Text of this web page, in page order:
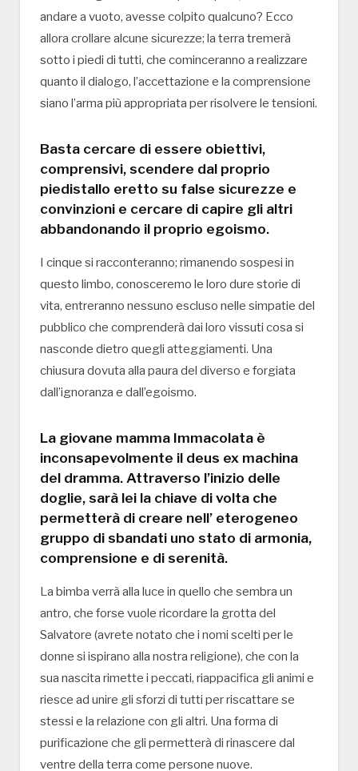
andare a vuoto, avesse colpito qualcuno? Ecco
allora crollare alcune sicurezze; la terra tremerà
sotto i piedi di tutti, che cominceranno a realizzare
quanto il dialogo, l’accettazione e la comprensione
siano l’arma più appropriata per risolvere le tensioni.
Basta cercare di essere obiettivi,
comprensivi, scendere dal proprio
piedistallo eretto su false sicurezze e
convinzioni e cercare di capire gli altri
abbandonando il proprio egoismo.
I cinque si racconteranno; rimanendo sospesi in
questo limbo, conosceremo le loro dure storie di
vita, entreranno nessuno escluso nelle simpatie del
pubblico che comprenderà dai loro vissuti cosa si
nasconde dietro quegli atteggiamenti. Una
chiusura dovuta alla paura del diverso e forgiata
dall’ignoranza e dall’egoismo.
La giovane mamma Immacolata è
inconsapevolmente il deus ex machina
del dramma. Attraverso l’inizio delle
doglie, sarà lei la chiave di volta che
permetterà di creare nell’ eterogeneo
gruppo di sbandati uno stato di armonia,
comprensione e di serenità.
La bimba verrà alla luce in quello che sembra un
antro, che forse vuole ricordare la grotta del
Salvatore (avrete notato che i nomi scelti per le
donne si ispirano alla nostra religione), che con la
sua nascita rimette i peccati, riappacifica gli animi e
riesce ad unire gli sforzi di tutti per riscattare se
stessi e la relazione con gli altri. Una forma di
purificazione che gli permetterà di rinascere dal
ventre della terra come persone nuove.